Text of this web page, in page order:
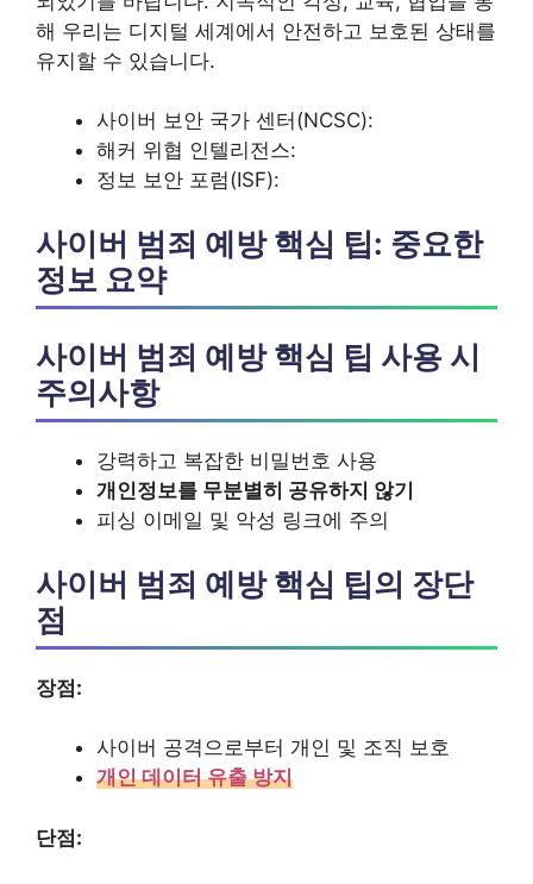
해 우리는 디지털 세계에서 안전하고 보호된 상태를
유지할 수 있습니다.
사이버 보안 국가 센터(NCSC):
해커 위협 인텔리전스:
정보 보안 포럼(ISF):
사이버 범죄 예방 핵심 팁: 중요한
정보 요약
사이버 범죄 예방 핵심 팁 사용 시
주의사항
강력하고 복잡한 비밀번호 사용
개인정보를 무분별히 공유하지 않기
피싱 이메일 및 악성 링크에 주의
사이버 범죄 예방 핵심 팁의 장단
점
장점:
사이버 공격으로부터 개인 및 조직 보호
개인 데이터 유출 방지
단점: